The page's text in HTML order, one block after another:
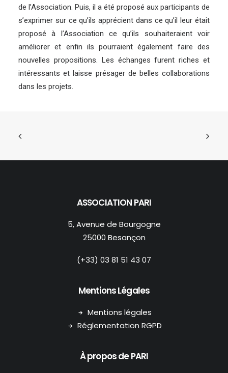
de l’Association. Puis, il a été proposé aux participants de
s’exprimer sur ce qu’ils apprécient dans ce qu’il leur était
proposé à l’Association ce qu’ils souhaiteraient voir
améliorer et enfin ils pourraient également faire des
nouvelles propositions. Les échanges furent riches et
intéressants et laisse présager de belles collaborations
dans les projets.
ASSOCIATION PARI
5, Avenue de Bourgogne
25000 Besançon
(+33) 03 81 51 43 07
Mentions Légales
Mentions légales
Réglementation RGPD
À propos de PARI